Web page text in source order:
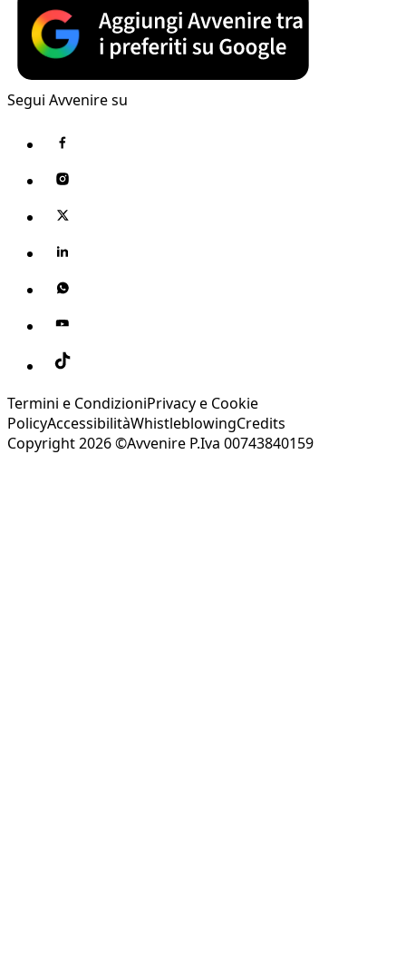
Segui Avvenire su
Termini e CondizioniPrivacy e Cookie
PolicyAccessibilitàWhistleblowingCredits
Copyright 2026 ©Avvenire P.Iva 00743840159